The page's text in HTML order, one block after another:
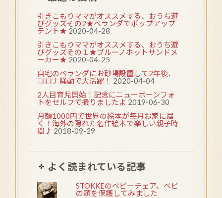
引きこもりママがオススメする、おうち遊
びグッズその2★ベランダでポップアップ
テント★ 2020-04-28
引きこもりママがオススメする、おうち遊
びグッズその１★ブルーノホットサンドメ
ーカー★ 2020-04-25
自宅のベランダにお砂場設置して2年後、
コロナ騒動で大活躍！ 2020-04-04
2人目育児開始！記念にニューボーンフォ
トをセルフで撮りましたよ 2019-06-30
月額1000円で世界の絵本が毎月お家に届
く！海外の隠れた名作絵本で楽しい親子時
間♪ 2018-09-29
よく読まれている記事
STOKKEのベビーチェア、ベビ
の頭を保護してみました